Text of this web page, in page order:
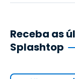
Receba as
Splashtop